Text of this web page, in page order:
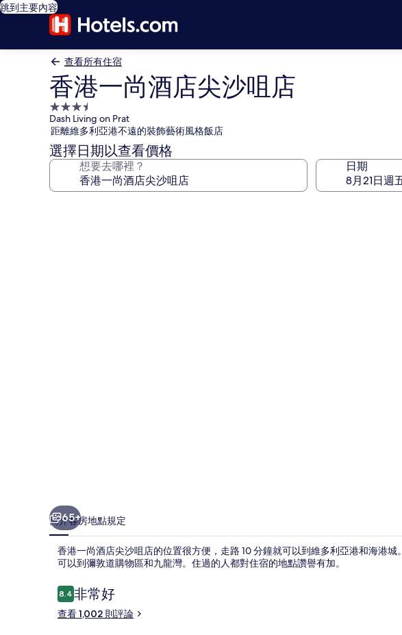
跳到主要內容
查看所有住宿
香港一尚酒店尖沙咀店
3.5
星
級
住
宿
Dash Living on Prat
距離維多利亞港不遠的裝飾藝術風格飯店
選擇日期以查看價格
想要去哪裡？ 日期
65+
簡介客房地點規定
香港一尚酒店尖沙咀店的位置很方便，走路 10 分鐘就可以到維多利亞港和海港
可以到彌敦道購物區和九龍灣。住過的人都對住宿的地點讚譽有加。
評
論
8.48.4 分，滿分 10 分，
非常好
查看 1,002 則評論